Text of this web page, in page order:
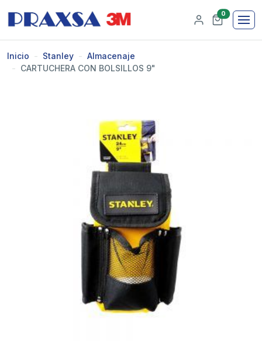
0
Inicio Stanley
Almacenaje
CARTUCHERA CON BOLSILLOS 9"